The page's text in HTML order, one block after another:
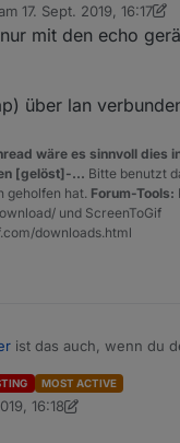
AP Keller...
danach sind alle
17. Sept. 2019, 16:17
von liv-in-sky
mit den echo
über lan
wäre es sinnvoll dies
[gelöst]-... Bitte benutzt
geholfen hat. Forum-Tools:
und ScreenToGif
downloads.html
ist das auch, wenn du
80000 - und probier
MOST ACTIVE
16:18